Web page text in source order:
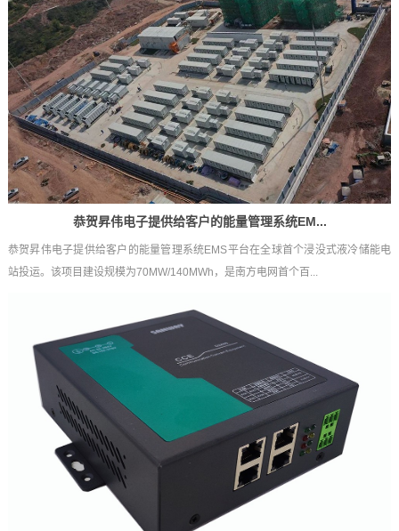
恭贺昇伟电子提供给客户的能量管理系统EM...
恭贺昇伟电子提供给客户的能量管理系统EMS平台在全球首个浸没式液冷储能电
站投运。该项目建设规模为70MW/140MWh，是南方电网首个百...